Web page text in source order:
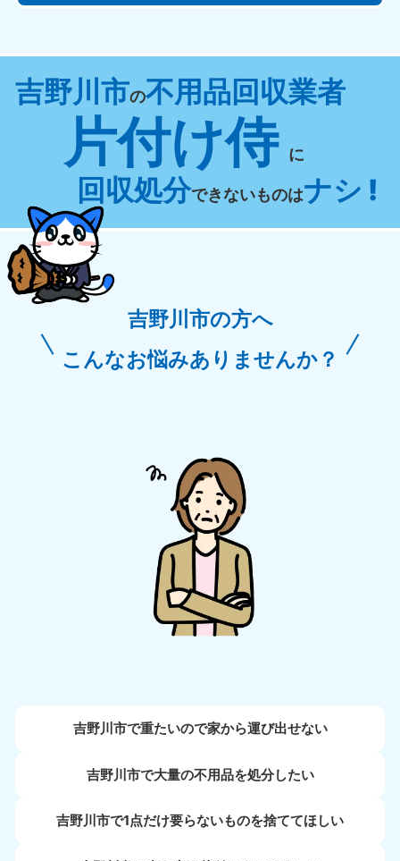
吉野川市の不用品回収業者
片付け侍 に
回収処分できないものはナシ !
吉野川市の方へ
こんなお悩みありませんか？
吉野川市で重たいので家から運び出せない
吉野川市で大量の不用品を処分したい
吉野川市で1点だけ要らないものを捨ててほしい